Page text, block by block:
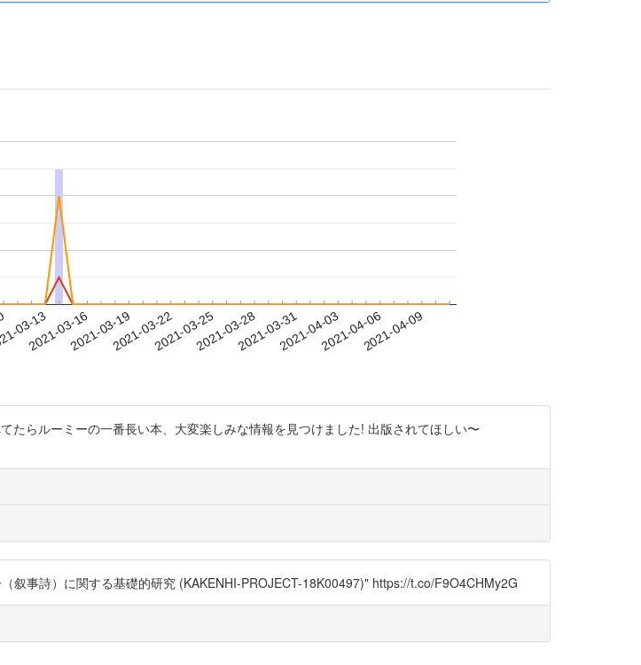
03-13
2021-03-162021-03-192021-03-222021-03-252021-03-282021-03-312021-04-032021-04-062021-04-09
らルーミーの一番長い本、大変楽しみな情報を見つけました! 出版されてほしい〜
事詩）に関する基礎的研究 (KAKENHI-PROJECT-18K00497)" https://t.co/F9O4CHMy2G